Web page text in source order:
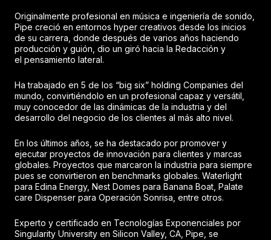
Originalmente profesional en música e ingeniería de sonido,
Pipe creció en entornos hyper creativos desde los inicios
de su carrera, donde después de varios años haciendo
producción y guión, dio un giró hacia la Redacción y
el pensamiento lateral.
Ha trabajado en 5 de los “big six” holding Companies del
mundo, convirtiéndolo en un profesional capaz y versátil,
muy conocedor de las dinámicas de la industria y del
desarrollo del negocio de los clientes al más alto nivel.
En los últimos años, se ha destacado por promover y
ejecutar proyectos de innovación para clientes y marcas
globales. Proyectos que marcaron la industria para siempre
pues se convirtieron en benchmarks globales. Waterlight
para Edina Energy, Nest Domes para Banana Boat, Palate
care Dispenser para Operación Sonrisa, entre otros.
Experto y certificado en Tecnologías Exponenciales por
Singularity University en Silicon Valley, CA, Pipe, se